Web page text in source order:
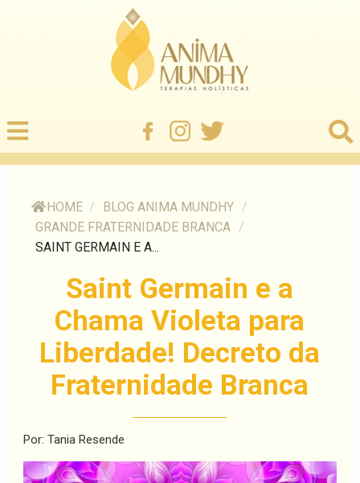
HOME / BLOG ANIMA MUNDHY /
GRANDE FRATERNIDADE BRANCA /
SAINT GERMAIN E A...
Saint Germain e a
Chama Violeta para
Liberdade! Decreto da
Fraternidade Branca
Por: Tania Resende